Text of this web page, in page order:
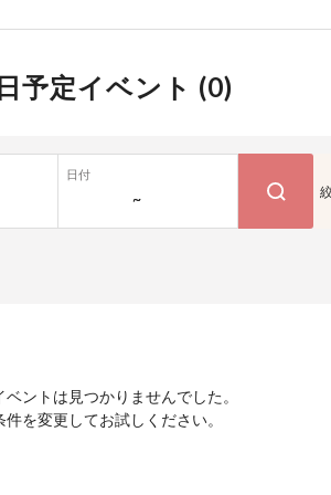
予定イベント (0)
日付
~
ベントは見つかりませんでした。
件を変更してお試しください。